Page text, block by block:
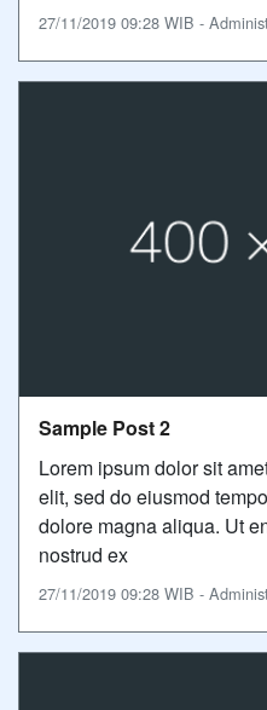
27/11/2019 09:28 WIB -
Sample Post 2
Lorem ipsum dolor sit
elit, sed do eiusmod
dolore magna aliqua. Ut
nostrud ex
27/11/2019 09:28 WIB -